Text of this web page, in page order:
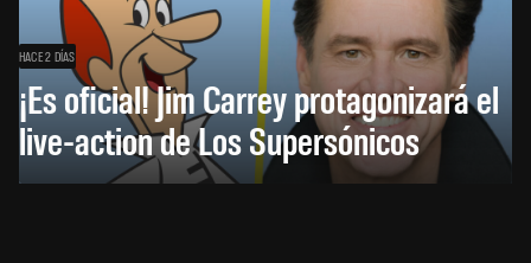
HACE 2 DÍAS
¡Es oficial! Jim Carrey protagonizará el
live-action de Los Supersónicos